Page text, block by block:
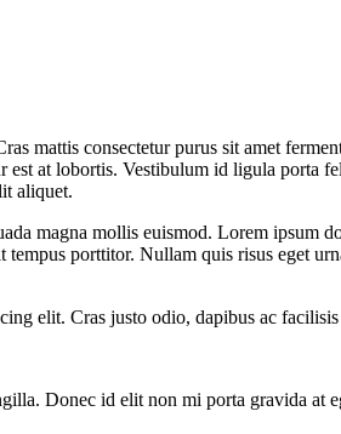
mattis consectetur purus sit amet
est at lobortis. Vestibulum id ligula porta
aliquet.
magna mollis euismod. Lorem ipsum
porttitor. Nullam quis risus eget
elit. Cras justo odio, dapibus ac facilisis
Donec id elit non mi porta gravida at